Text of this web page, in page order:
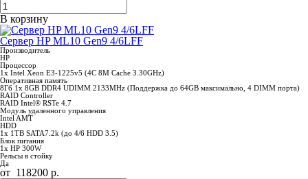
В корзину
Сервер HP ML10 Gen9 4/6LFF
Производитель
HP
Процессор
1x Intel Xeon E3-1225v5 (4C 8M Cache 3.30GHz)
Оперативная память
8Гб 1x 8GB DDR4 UDIMM 2133MHz (Поддержка до 64GB максимально, 4 DIMM порта)
RAID Controller
RAID Intel® RSTe 4.7
Модуль удаленного управления
Intel AMT
HDD
1x 1TB SATA7.2k (до 4/6 HDD 3.5)
Блок питания
1x HP 300W
Рельсы в стойку
Да
от 118200 р.